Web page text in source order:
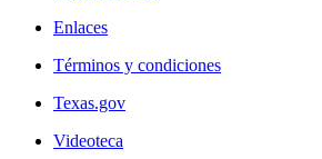
Enlaces
Términos y condiciones
Texas.gov
Videoteca